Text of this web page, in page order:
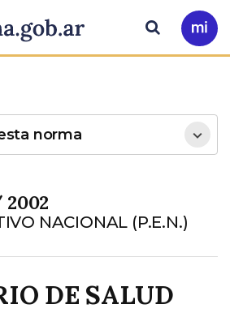
Ir
a
Buscar
NACIONAL (P.E.N.)
DE SALUD
norma